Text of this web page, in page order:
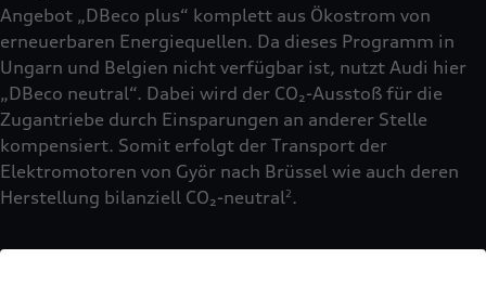
Angebot „DBeco plus“ komplett aus Ökostrom von
erneuerbaren Energiequellen. Da dieses Programm in
Ungarn und Belgien nicht verfügbar ist, nutzt Audi hier
„DBeco neutral“. Dabei wird der CO₂-Ausstoß für die
Zugantriebe durch Einsparungen an anderer Stelle
kompensiert. Somit erfolgt der Transport der
Elektromotoren von Györ nach Brüssel wie auch deren
Herstellung bilanziell CO₂-neutral2 .